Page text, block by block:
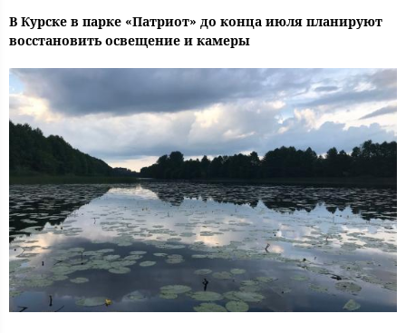
В Курске в парке «Патриот» до конца июля планируют
восстановить освещение и камеры